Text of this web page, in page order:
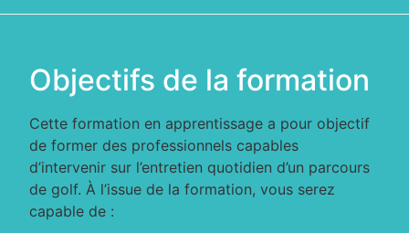
Objectifs de la formation
Cette formation en apprentissage a pour objectif
de former des professionnels capables
d’intervenir sur l’entretien quotidien d’un parcours
de golf. À l’issue de la formation, vous serez
capable de :